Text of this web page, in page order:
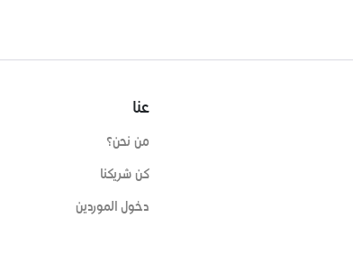
عنا
من نحن؟
كن شريكنا
دخول الموردين